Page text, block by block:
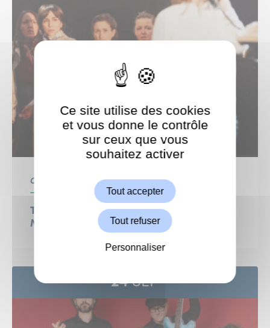
Centre Culturel Culture
THÉÂTRE : Le procès d’une vie Gisèle,
Marie-Claire, Michèle… et les autres
24 SEP
ShareThis est désactivé.
Ce site utilise des cookies
et vous donne le contrôle
sur ceux que vous
souhaitez activer
Tout accepter
Tout refuser
Personnaliser